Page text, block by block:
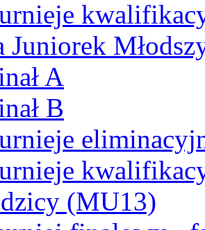
Juniorek
A
B
(MU13)